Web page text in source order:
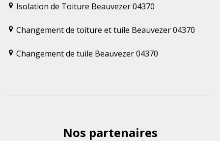
Isolation de Toiture Beauvezer 04370
Changement de toiture et tuile Beauvezer 04370
Changement de tuile Beauvezer 04370
Nos partenaires